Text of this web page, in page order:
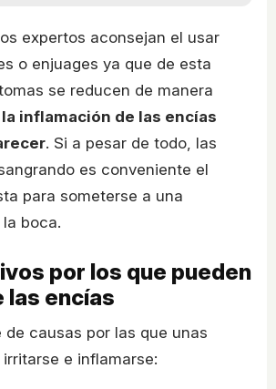
expertos aconsejan el usar
o enjuages ya que de esta
se reducen de manera
la inflamación de las encías
. Si a pesar de todo, las
es conveniente el
para someterse a una
boca.
por los que pueden
las encías
de causas por las que unas
e inflamarse: